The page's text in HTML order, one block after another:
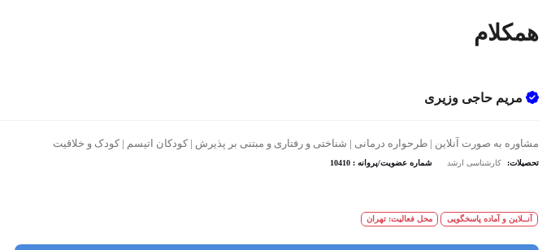
همکلام
مریم حاجی وزیری
مشاوره به صورت آنلاین | طرحواره درمانی | شناختی و رفتاری و مبتنی بر پذیرش | کودکان اتیسم | کودک و خلاقیت
تحصیلات: کارشناسی ارشد شماره عضویت/پروانه : 10410
آنــلاین و آماده پاسخگویی محل فعالیت: تهران